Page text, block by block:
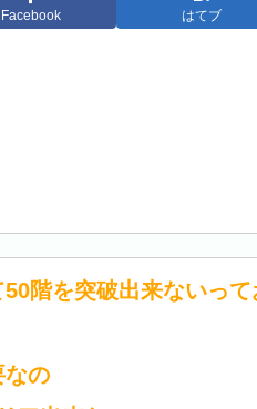
Facebook はてブ
階を突破出来ないっ
なの